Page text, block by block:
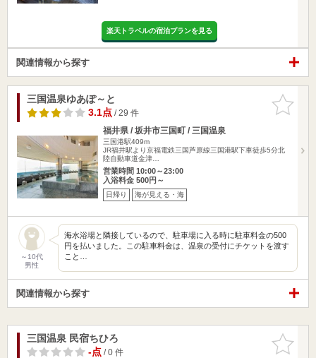
楽天トラベルの宿泊プランを見る
関連情報から探す
お気に入
りに追加
三国温泉ゆあぽ～と
3.1点/ 29 件
福井県 / 坂井市三国町 / 三国温泉
三国港駅409m
JR福井駅より京福電鉄三国芦原線三国港駅下車徒歩5分北
陸自動車道金津…
営業時間 10:00～23:00
入浴料金 500円～
日帰り 海が見える・海
～10代
男性
海水浴場と隣接しているので、駐車場に入る時に駐車料金の500
円を払いました。この駐車料金は、温泉の受付にチケットを渡す
こと…
関連情報から探す
お気に入
りに追加
三国温泉 民宿ちひろ
-点/ 0 件